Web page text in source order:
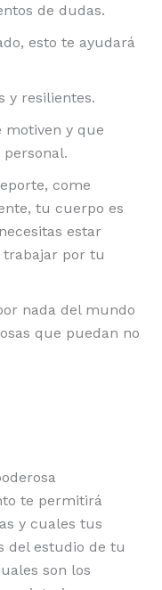
de dudas.
esto te ayudará
y resilientes.
motiven y que
come
tu cuerpo es
estar
trabajar por tu
nada del mundo
que puedan no
te permitirá
y cuales tus
del estudio de tu
son los